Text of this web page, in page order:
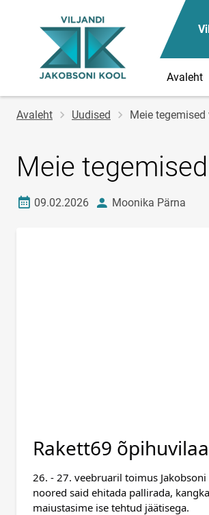
Avaleht
Jälglink
Avaleht Uudised Meie tegemised
Meie
Loomise kuupäev
09.02.2026 autorMoonika Pärna
Rakett69
26. - 27. veebruaril toimus
noored said ehitada pallirada,
maiustasime ise tehtud jäätisega.